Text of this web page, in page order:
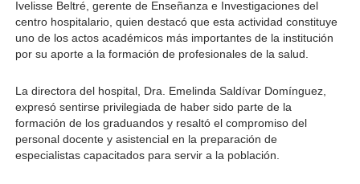
Ivelisse Beltré, gerente de Enseñanza e Investigaciones del
centro hospitalario, quien destacó que esta actividad constituye
uno de los actos académicos más importantes de la institución
por su aporte a la formación de profesionales de la salud.
La directora del hospital, Dra. Emelinda Saldívar Domínguez,
expresó sentirse privilegiada de haber sido parte de la
formación de los graduandos y resaltó el compromiso del
personal docente y asistencial en la preparación de
especialistas capacitados para servir a la población.